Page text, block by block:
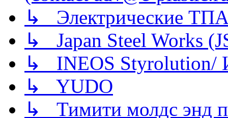
↳ Электрические
↳ Japan Steel Works
↳ INEOS
↳ YUDO
↳ Тимити молдс энд